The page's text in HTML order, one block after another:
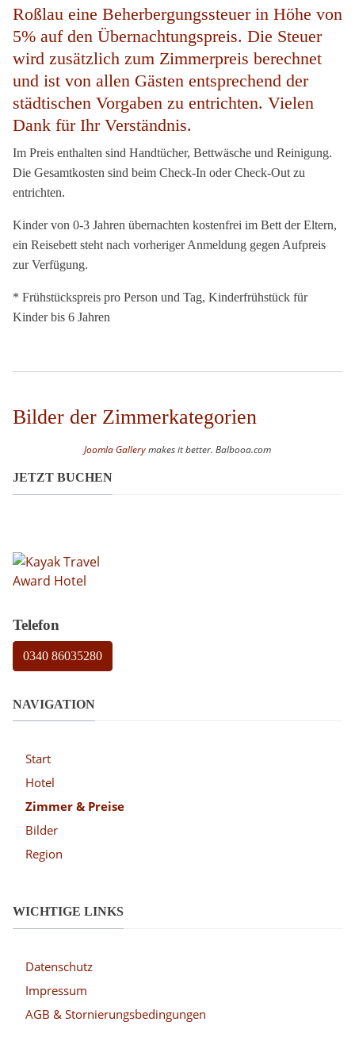
Roßlau eine Beherbergungssteuer in Höhe von
5% auf den Übernachtungspreis. Die Steuer
wird zusätzlich zum Zimmerpreis berechnet
und ist von allen Gästen entsprechend der
städtischen Vorgaben zu entrichten. Vielen
Dank für Ihr Verständnis.
Im Preis enthalten sind Handtücher, Bettwäsche und Reinigung.
Die Gesamtkosten sind beim Check-In oder Check-Out zu
entrichten.
Kinder von 0-3 Jahren übernachten kostenfrei im Bett der Eltern,
ein Reisebett steht nach vorheriger Anmeldung gegen Aufpreis
zur Verfügung.
* Frühstückspreis pro Person und Tag, Kinderfrühstück für
Kinder bis 6 Jahren
Bilder der Zimmerkategorien
Joomla Gallerymakes it better. Balbooa.com
JETZT BUCHEN
Telefon
0340 86035280
NAVIGATION
Start
Hotel
Zimmer & Preise
Bilder
Region
WICHTIGE LINKS
Datenschutz
Impressum
AGB & Stornierungsbedingungen